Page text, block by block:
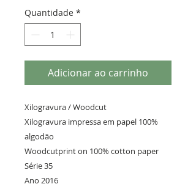
Quantidade *
Adicionar ao carrinho
Xilogravura / Woodcut
Xilogravura impressa em papel 100%
algodão
Woodcutprint on 100% cotton paper
Série 35
Ano 2016